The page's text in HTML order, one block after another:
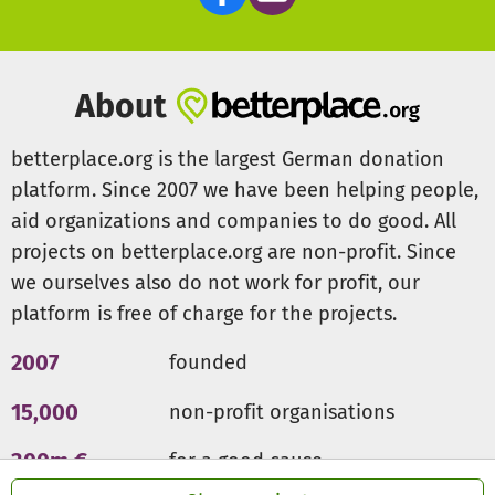
Haltevorrichtungen und der Möglichkeit die Welle zu
auf dem Brett stehen.
Wie viel wird das Surfen kosten?
Für Vereinsmitglieder wird es kostenlos sein, auf der
Welle zu surfen. Für Gäste wird es die Möglichkeit geben,
ein Tagesticket zu buchen. Als gemeinnütziger Verein
wollen wir lediglich die Fixkosten decken, wie z. B. für
Versicherungen oder Rettungsschwimmer.
Werden nicht immer alle gleichzeitig surfen wollen?
Es wird einen digitalen Terminkalender geben, mit dem
nie überlaufen und Du wirst maximalen Spaß auf dem
About
betterplace.org is the largest German donation
platform. Since 2007 we have been helping people,
aid organizations and companies to do good. All
projects on betterplace.org are non-profit. Since
we ourselves also do not work for profit, our
platform is free of charge for the projects.
2007 founded
15,000 non-profit organisations
300m € for a good cause